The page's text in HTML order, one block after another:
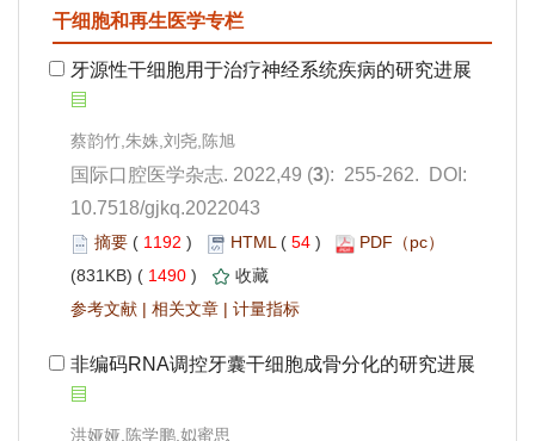
): 255-262. DOI:
10.7518/gjkq.2022043
1192 ) 54 )
1490 )
|
|